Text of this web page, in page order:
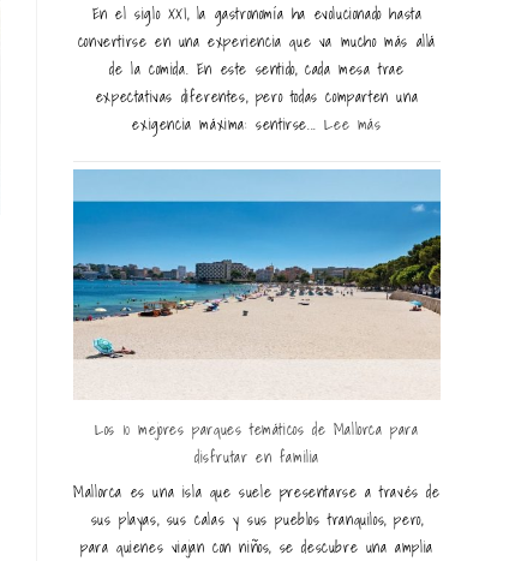
En el siglo XXI, la gastronomía ha evolucionado hasta
convertirse en una experiencia que va mucho más allá
de la comida. En este sentido, cada mesa trae
expectativas diferentes, pero todas comparten una
exigencia máxima: sentirse...Lee más
Los 10 mejores parques temáticos de Mallorca para
disfrutar en familia
Mallorca es una isla que suele presentarse a través de
sus playas, sus calas y sus pueblos tranquilos, pero,
para quienes viajan con niños, se descubre una amplia